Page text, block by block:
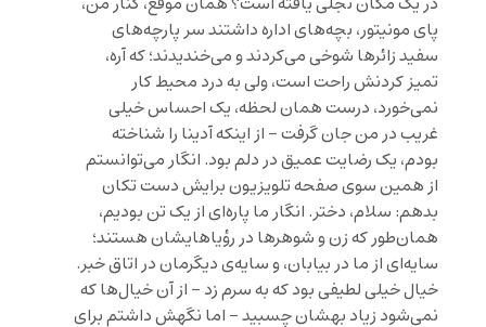
پای مونیتور، بچه‌های اداره داشتند سر پارچه‌های
سفید زائرها شوخی می‌کردند و می‌خندیدند؛ که آره،
تمیز کردنش راحت است، ولی به درد محیط کار
نمی‌خورد، درست همان لحظه، یک احساس خیلی
غریب در من جان گرفت – از اینکه آدینا را شناخته
بودم، یک رضایت عمیق در دلم بود. انگار می‌توانستم
از همین سوی صفحه تلویزیون برایش دست تکان
بدهم: سلام، دختر. انگار ما پاره‌ای از یک تن بودیم،
همان‌طور که زن و شوهرها در رؤیاهایشان هستند؛
سایه‌ای از ما در بیابان، و سایه‌ی دیگرمان در اتاق خبر.
خیال خیلی لطیفی بود که به سرم زد – از آن خیال‌ها که
نمی‌شود زیاد بهشان چسبید – اما نگهش داشتم برای